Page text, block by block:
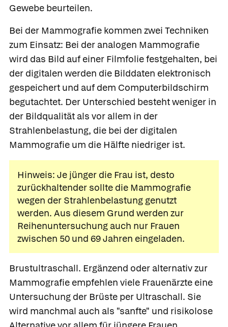
Gewebe beurteilen.
Bei der Mammografie kommen zwei Techniken
zum Einsatz: Bei der analogen Mammografie
wird das Bild auf einer Filmfolie festgehalten, bei
der digitalen werden die Bilddaten elektronisch
gespeichert und auf dem Computerbildschirm
begutachtet. Der Unterschied besteht weniger in
der Bildqualität als vor allem in der
Strahlenbelastung, die bei der digitalen
Mammografie um die Hälfte niedriger ist.
Hinweis: Je jünger die Frau ist, desto
zurückhaltender sollte die Mammografie
wegen der Strahlenbelastung genutzt
werden. Aus diesem Grund werden zur
Reihenuntersuchung auch nur Frauen
zwischen 50 und 69 Jahren eingeladen.
Brustultraschall. Ergänzend oder alternativ zur
Mammografie empfehlen viele Frauenärzte eine
Untersuchung der Brüste per Ultraschall. Sie
wird manchmal auch als "sanfte" und risikolose